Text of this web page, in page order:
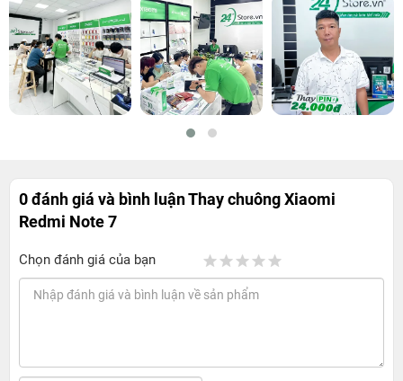
0 đánh giá và bình luậnThay chuông Xiaomi
Redmi Note 7
Chọn đánh giá của bạn